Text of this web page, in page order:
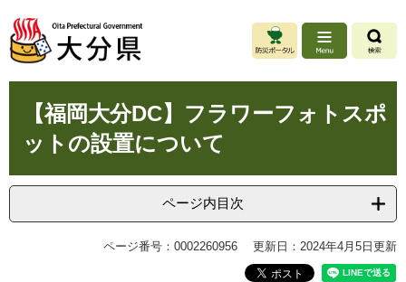
ジ
先
ュ
を
本
へ
【福岡大分DC】フラワーフォトスポ
ットの設置について
ページ内目次
ページ番号：0002260956 更新日：2024年4月5日更新